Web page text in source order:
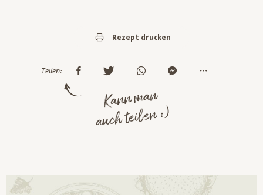
Rezept drucken
Teilen:
Kann man
auch teilen :)